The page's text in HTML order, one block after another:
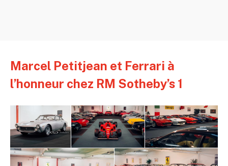
Marcel Petitjean et Ferrari à
l’honneur chez RM Sotheby’s 1